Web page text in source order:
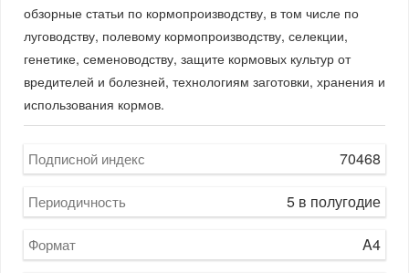
обзорные статьи по кормопроизводству, в том числе по
луговодству, полевому кормопроизводству, селекции,
генетике, семеноводству, защите кормовых культур от
вредителей и болезней, технологиям заготовки, хранения и
использования кормов.
Подписной индекс 70468
Периодичность 5 в полугодие
Формат A4